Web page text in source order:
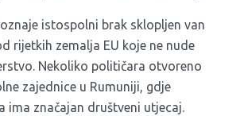
istospolni brak sklopljen van
rijetkih zemalja EU koje ne nude
Nekoliko političara otvoreno
zajednice u Rumuniji, gdje
ima značajan društveni utjecaj.